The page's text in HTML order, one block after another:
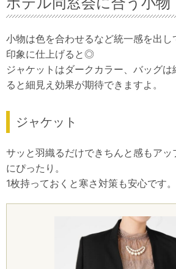
小物は色を合わせるなど統一感を出し
印象に仕上げると◎
ジャケットはダークカラー、バッグ
ると細見え効果が期待できますよ。
ジャケット
サッと羽織るだけできちんと感もアッ
にぴったり。
1枚持っておくと寒さ対策も安心です。